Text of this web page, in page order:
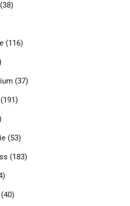
(116)
(37)
(53)
(183)